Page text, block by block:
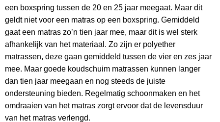
een boxspring tussen de 20 en 25 jaar meegaat. Maar dit
geldt niet voor een matras op een boxspring. Gemiddeld
gaat een matras zo’n tien jaar mee, maar dit is wel sterk
afhankelijk van het materiaal. Zo zijn er polyether
matrassen, deze gaan gemiddeld tussen de vier en zes jaar
mee. Maar goede koudschuim matrassen kunnen langer
dan tien jaar meegaan en nog steeds de juiste
ondersteuning bieden. Regelmatig schoonmaken en het
omdraaien van het matras zorgt ervoor dat de levensduur
van het matras verlengd.